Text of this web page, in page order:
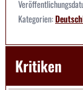
Kategorien:
Kritiken